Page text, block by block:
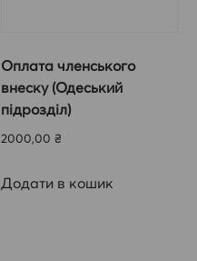
Оплата членського
внеску (Одеський
підрозділ)
2000,00₴
Додати в кошик